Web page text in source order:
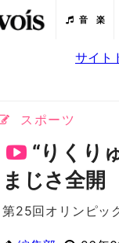
音 楽
サイト
スポーツ
“りくり
まじさ全
第25回オリンピッ